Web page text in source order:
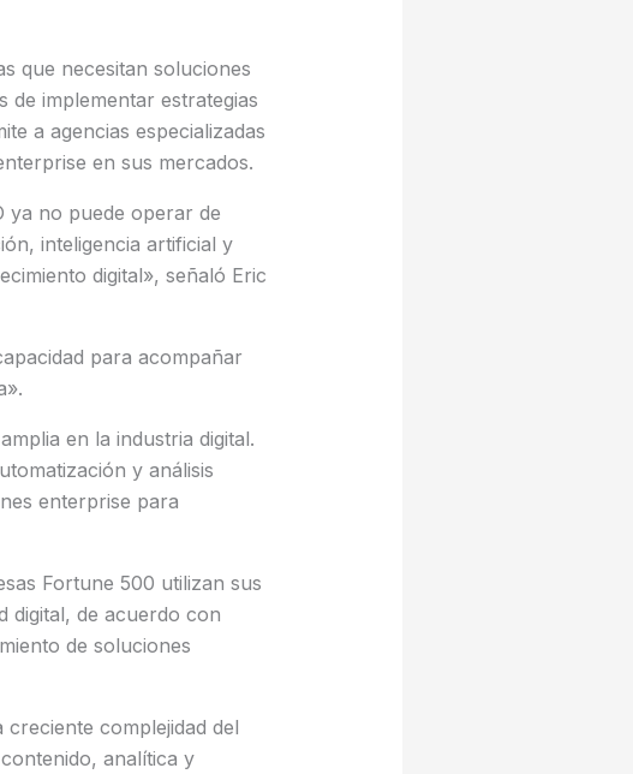
que necesitan soluciones
de implementar estrategias
a agencias especializadas
en sus mercados.
ya no puede operar de
inteligencia artificial y
digital», señaló Eric
para acompañar
en la industria digital.
y análisis
enterprise para
Fortune 500 utilizan sus
digital, de acuerdo con
de soluciones
complejidad del
analítica y